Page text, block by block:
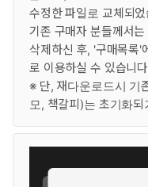
수정한 파일로 교체되
기존 구매자 분들께서
삭제하신 후, '구매목록'
로 이용하실 수 있습니
※ 단, 재다운로드시 기
모, 책갈피)는 초기화